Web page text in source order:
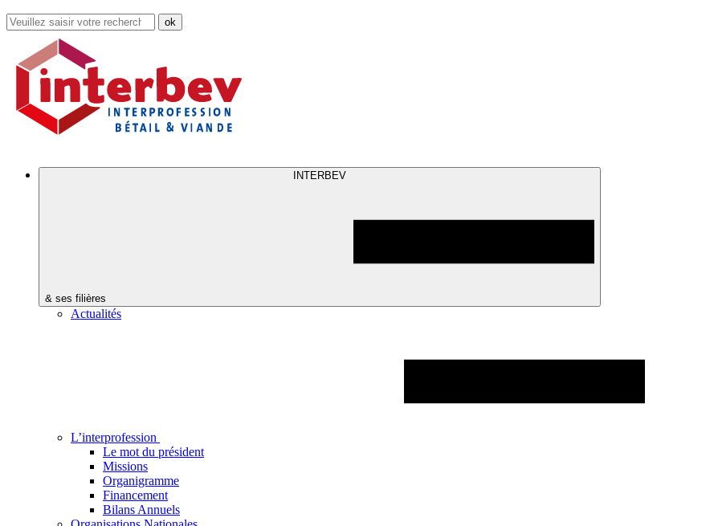
Rechercher
dans
site
INTERBEV
& ses filières
Actualités
L’interprofession
Le mot du président
Missions
Organigramme
Financement
Bilans Annuels